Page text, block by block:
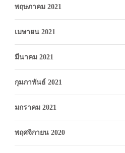
พฤษภาคม 2021
เมษายน 2021
มีนาคม 2021
กุมภาพันธ์ 2021
มกราคม 2021
พฤศจิกายน 2020